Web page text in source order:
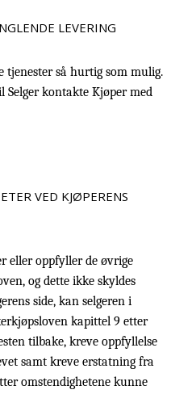
LEVERING
tjenester så hurtig som mulig.
Selger kontakte Kjøper med
VED KJØPERENS
eller oppfyller de øvrige
og dette ikke skyldes
side, kan selgeren i
kapittel 9 etter
tilbake, kreve oppfyllelse
samt kreve erstatning fra
omstendighetene kunne